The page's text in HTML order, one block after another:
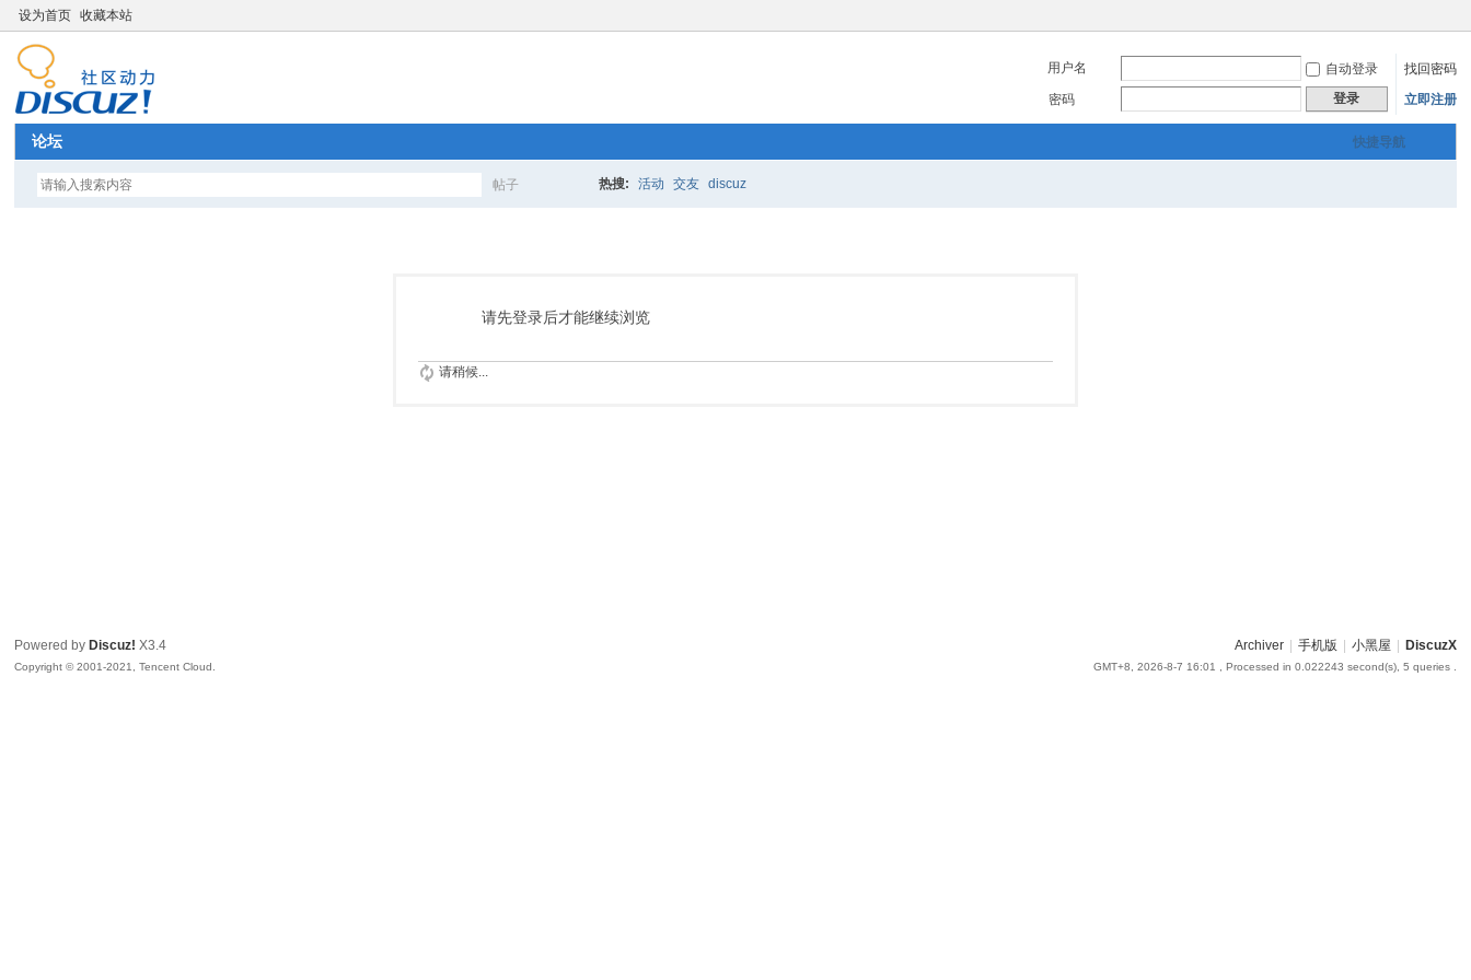
设为首页 收藏本站
用户名 自动登录
找回密码
密码
登录 立即注册
快捷导航
论坛
帖子
索
热搜: 活动 交友 discuz
请先登录后才能继续浏览
请稍候...
Archiver 手机版 小黑屋 DiscuzX
GMT+8, 2026-8-7 16:01 , Processed in 0.022243 second(s), 5 queries .
Powered by Discuz! X3.4
Copyright © 2001-2021, Tencent Cloud.